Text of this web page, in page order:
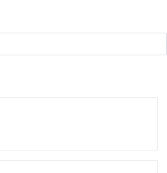
Ricerca -